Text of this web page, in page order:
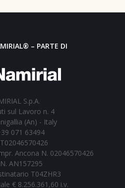
– PARTE DI
S.p.A.
sul Lavoro n. 4
(An) - Italy
071 63494
Ancona N. 02046570426
N. AN157295
T04ZHR3
€ 8.256.361,60 i.v.